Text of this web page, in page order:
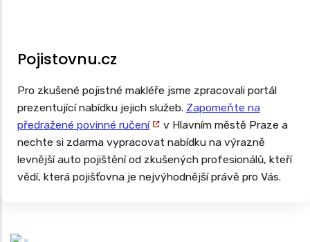
Pojistovnu.cz
Pro zkušené pojistné makléře jsme zpracovali portál
prezentující nabídku jejich služeb. Zapomeňte na
předražené povinné ručení
v Hlavním městě Praze a
nechte si zdarma vypracovat nabídku na výrazně
levnější auto pojištění od zkušených profesionálů, kteří
vědí, která pojišťovna je nejvýhodnější právě pro Vás.